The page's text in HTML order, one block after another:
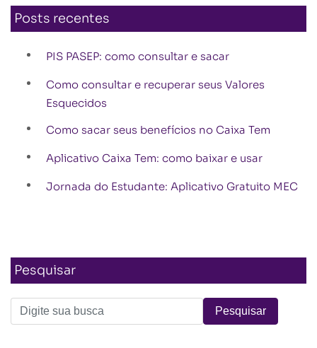
Posts recentes
PIS PASEP: como consultar e sacar
Como consultar e recuperar seus Valores
Esquecidos
Como sacar seus benefícios no Caixa Tem
Aplicativo Caixa Tem: como baixar e usar
Jornada do Estudante: Aplicativo Gratuito MEC
Pesquisar